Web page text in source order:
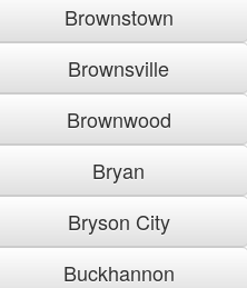
Brownstown
Brownsville
Brownwood
Bryan
Bryson City
Buckhannon